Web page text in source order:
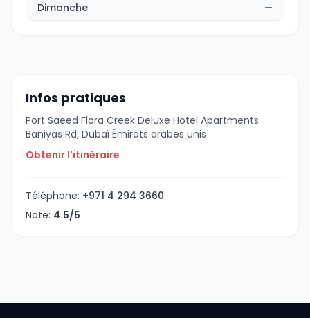
Dimanche
—
Infos pratiques
Port Saeed Flora Creek Deluxe Hotel Apartments
Baniyas Rd, Dubaï Émirats arabes unis
Obtenir l'itinéraire
Téléphone: +971 4 294 3660
Note: 4.5/5